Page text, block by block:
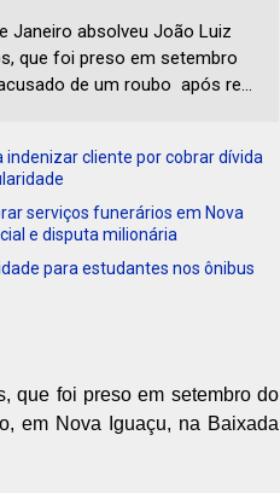
Janeiro absolveu João Luiz
que foi preso em setembro
de um roubo após re...
indenizar cliente por cobrar dívida
serviços funerários em Nova
e disputa milionária
para estudantes nos ônibus
que foi preso em setembro do
em Nova Iguaçu, na Baixada